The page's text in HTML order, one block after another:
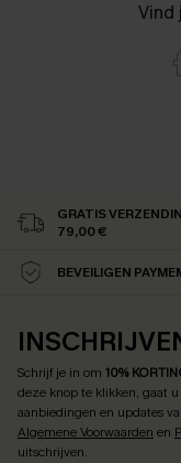
Vind
GRATIS
79,00 €
BEVEILIGEN
Schrijf je in om 10%
deze knop te klikken, gaat
aanbiedingen en updates
Algemene Voorwaarden en
uitschrijven.